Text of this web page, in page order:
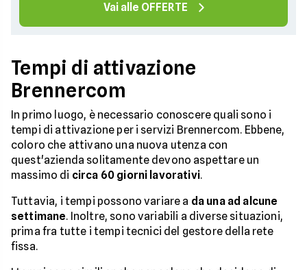
Vai alle OFFERTE
Tempi di attivazione
Brennercom
In primo luogo, è necessario conoscere quali sono i
tempi di attivazione per i servizi Brennercom. Ebbene,
coloro che attivano una nuova utenza con
quest'azienda solitamente devono aspettare un
massimo di circa 60 giorni lavorativi.
Tuttavia, i tempi possono variare a da una ad alcune
settimane. Inoltre, sono variabili a diverse situazioni,
prima fra tutte i tempi tecnici del gestore della rete
fissa.